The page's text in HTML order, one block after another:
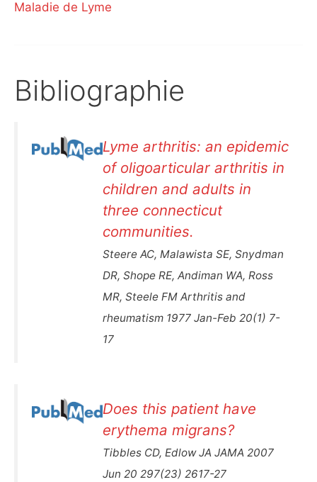
Maladie de Lyme
Bibliographie
Lyme arthritis: an epidemic
of oligoarticular arthritis in
children and adults in
three connecticut
communities.
Steere AC, Malawista SE, Snydman
DR, Shope RE, Andiman WA, Ross
MR, Steele FM Arthritis and
rheumatism 1977 Jan-Feb 20(1) 7-
17
Does this patient have
erythema migrans?
Tibbles CD, Edlow JA JAMA 2007
Jun 20 297(23) 2617-27